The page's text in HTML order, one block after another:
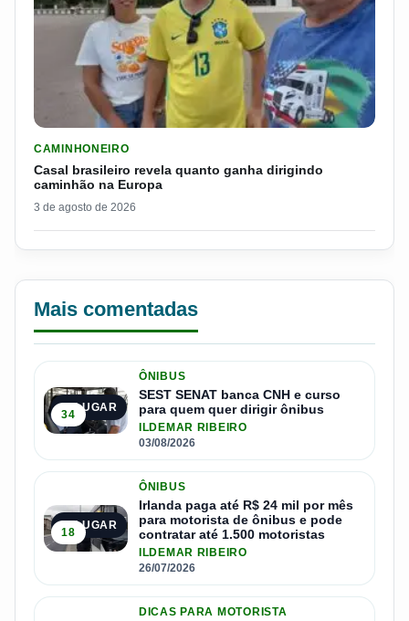
CAMINHONEIRO
Casal brasileiro revela quanto ganha dirigindo
caminhão na Europa
3 de agosto de 2026
Mais comentadas
1º LUGAR
34
ÔNIBUS
SEST SENAT banca CNH e curso
para quem quer dirigir ônibus
ILDEMAR RIBEIRO
03/08/2026
2º LUGAR
18
ÔNIBUS
Irlanda paga até R$ 24 mil por mês
para motorista de ônibus e pode
contratar até 1.500 motoristas
ILDEMAR RIBEIRO
26/07/2026
DICAS PARA MOTORISTA